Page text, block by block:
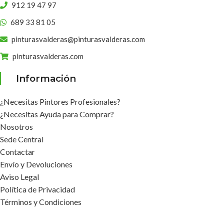
912 19 47 97
689 33 81 05
pinturasvalderas@pinturasvalderas.com
pinturasvalderas.com
Información
¿Necesitas Pintores Profesionales?
¿Necesitas Ayuda para Comprar?
Nosotros
Sede Central
Contactar
Envío y Devoluciones
Aviso Legal
Política de Privacidad
Términos y Condiciones